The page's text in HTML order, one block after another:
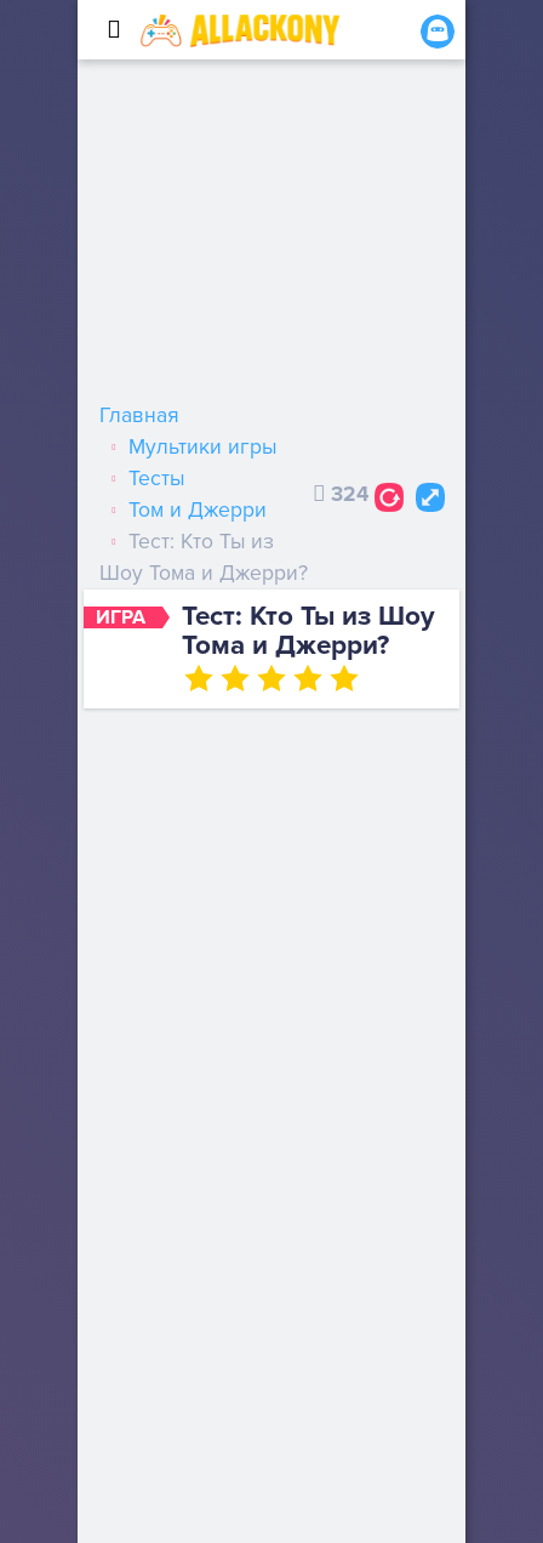
ИГРА
Тест: Кто Ты из Шоу
Тома и Джерри?
Главная
Мультики игры
Тесты
Том и Джерри
Тест: Кто Ты из
Шоу Тома и Джерри?
324